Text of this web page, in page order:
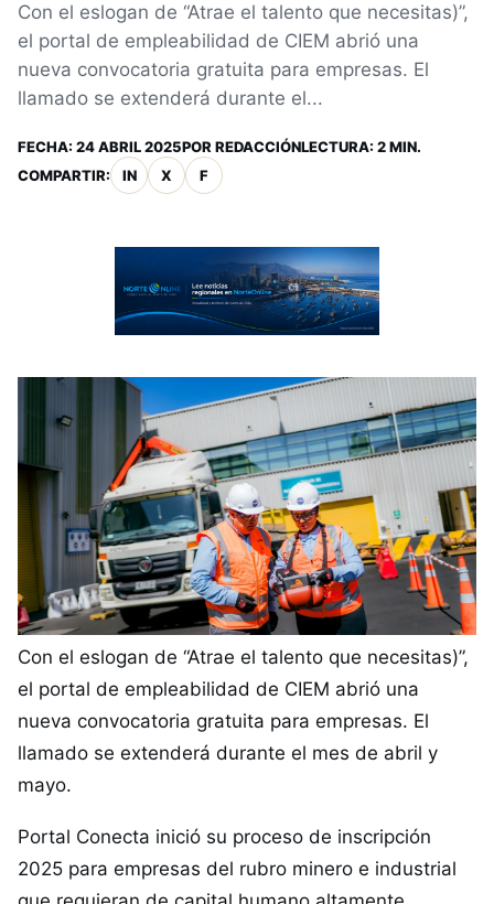
Con el eslogan de “Atrae el talento que necesitas)”,
el portal de empleabilidad de CIEM abrió una
nueva convocatoria gratuita para empresas. El
llamado se extenderá durante el...
FECHA: 24 ABRIL 2025POR REDACCIÓNLECTURA: 2 MIN.
COMPARTIR:
IN X F
Con el eslogan de “Atrae el talento que necesitas)”,
el portal de empleabilidad de CIEM abrió una
nueva convocatoria gratuita para empresas. El
llamado se extenderá durante el mes de abril y
mayo.
Portal Conecta inició su proceso de inscripción
2025 para empresas del rubro minero e industrial